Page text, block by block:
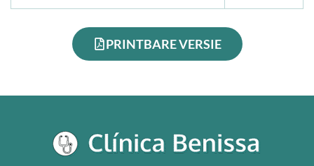
PRINTBARE VERSIE